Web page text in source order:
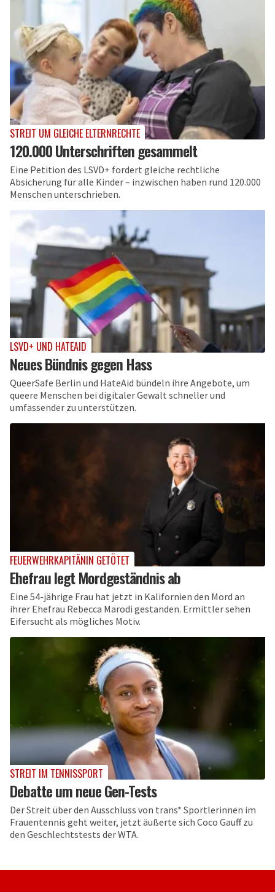
STREIT UM GLEICHE ELTERNRECHTE
120.000 Unterschriften gesammelt
Eine Petition des LSVD+ fordert gleiche rechtliche
Absicherung für alle Kinder – inzwischen haben rund 120.000
Menschen unterschrieben.
LSVD+ UND HATEAID
Neues Bündnis gegen Hass
QueerSafe Berlin und HateAid bündeln ihre Angebote, um
queere Menschen bei digitaler Gewalt schneller und
umfassender zu unterstützen.
FEUERWEHRKAPITÄNIN GETÖTET
Ehefrau legt Mordgeständnis ab
Eine 54-jährige Frau hat jetzt in Kalifornien den Mord an
ihrer Ehefrau Rebecca Marodi gestanden. Ermittler sehen
Eifersucht als mögliches Motiv.
STREIT IM TENNISSPORT
Debatte um neue Gen-Tests
Der Streit über den Ausschluss von trans* Sportlerinnen im
Frauentennis geht weiter, jetzt äußerte sich Coco Gauff zu
den Geschlechtstests der WTA.